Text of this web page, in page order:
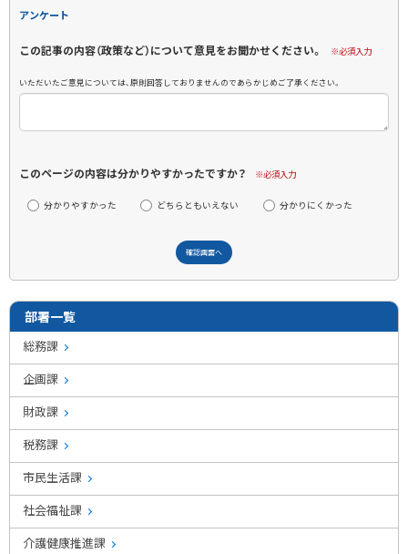
アンケート
この記事の内容（政策など）について意見をお聞かせください。 ※必須入力
いただいたご意見については、原則回答しておりませんのであらかじめご了承ください。
このページの内容は分かりやすかったですか？ ※必須入力
分かりやすかった どちらともいえない 分かりにくかった
部署一覧
総務課
企画課
財政課
税務課
市民生活課
社会福祉課
介護健康推進課